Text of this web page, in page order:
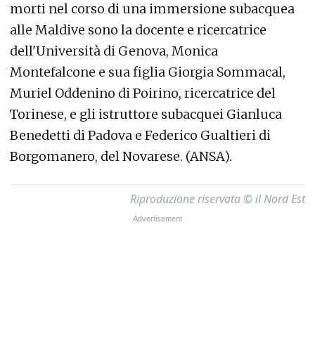
morti nel corso di una immersione subacquea
alle Maldive sono la docente e ricercatrice
dell'Università di Genova, Monica
Montefalcone e sua figlia Giorgia Sommacal,
Muriel Oddenino di Poirino, ricercatrice del
Torinese, e gli istruttore subacquei Gianluca
Benedetti di Padova e Federico Gualtieri di
Borgomanero, del Novarese. (ANSA).
Riproduzione riservata © il Nord Est